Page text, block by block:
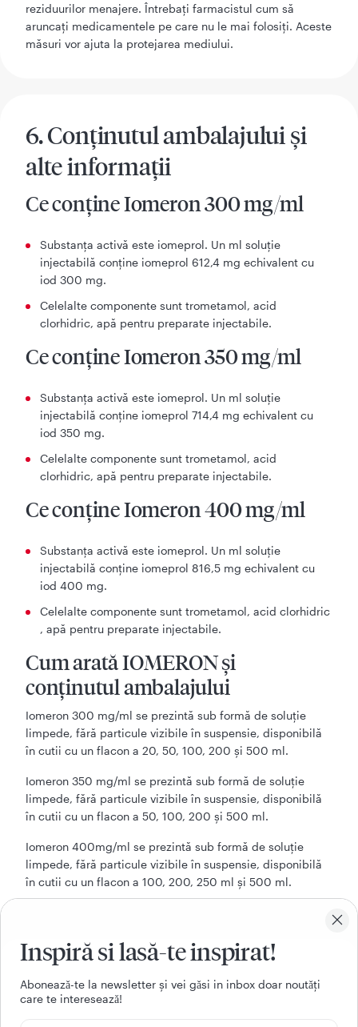
reziduurilor menajere. Întrebaţi farmacistul cum să
aruncaţi medicamentele pe care nu le mai folosiţi. Aceste
măsuri vor ajuta la protejarea mediului.
6. Conţinutul ambalajului şi
alte informaţii
Ce conține Iomeron 300 mg/ml
Substanța activă este iomeprol. Un ml soluție
injectabilă conține iomeprol 612,4 mg echivalent cu
iod 300 mg.
Celelalte componente sunt trometamol, acid
clorhidric, apă pentru preparate injectabile.
Ce conține Iomeron 350 mg/ml
Substanța activă este iomeprol. Un ml soluție
injectabilă conține iomeprol 714,4 mg echivalent cu
iod 350 mg.
Celelalte componente sunt trometamol, acid
clorhidric, apă pentru preparate injectabile.
Ce conține Iomeron 400 mg/ml
Substanța activă este iomeprol. Un ml soluție
injectabilă conține iomeprol 816,5 mg echivalent cu
iod 400 mg.
Celelalte componente sunt trometamol, acid clorhidric
, apă pentru preparate injectabile.
Cum arată IOMERON şi
conținutul ambalajului
Iomeron 300 mg/ml se prezintă sub formă de soluție
limpede, fără particule vizibile în suspensie, disponibilă
în cutii cu un flacon a 20, 50, 100, 200 şi 500 ml.
Iomeron 350 mg/ml se prezintă sub formă de soluție
limpede, fără particule vizibile în suspensie, disponibilă
în cutii cu un flacon a 50, 100, 200 şi 500 ml.
Iomeron 400mg/ml se prezintă sub formă de soluție
limpede, fără particule vizibile în suspensie, disponibilă
în cutii cu un flacon a 100, 200, 250 ml și 500 ml.
pe piață
BRACCO IMAGING SpA
Via Egidio Folli 50, 20134 Milano, Italia
Inspiră si lasă-te inspirat!
Aboneazǎ-te la newsletter și vei gǎsi in inbox doar noutǎți
care te intereseazǎ!